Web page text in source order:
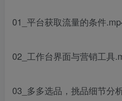
01_平台获取流量的条件
02_工作台界面与营销工具
03_多多选品，挑品细节分